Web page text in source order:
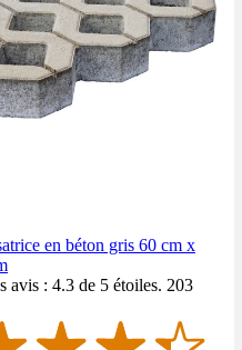
en béton gris 60 cm x
avis : 4.3 de 5 étoiles. 203